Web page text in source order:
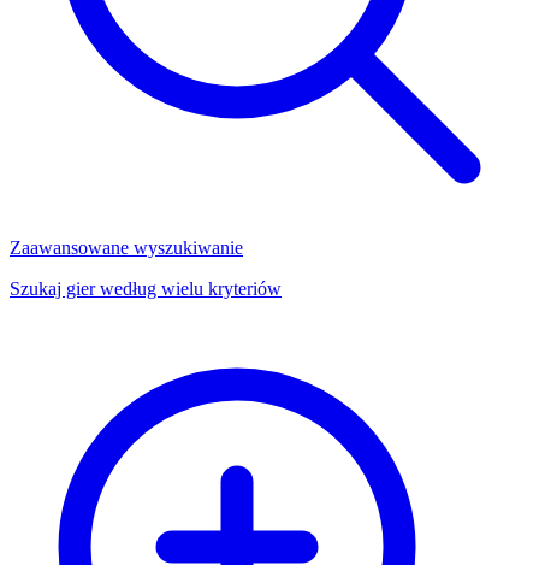
Zaawansowane wyszukiwanie
Szukaj gier według wielu kryteriów